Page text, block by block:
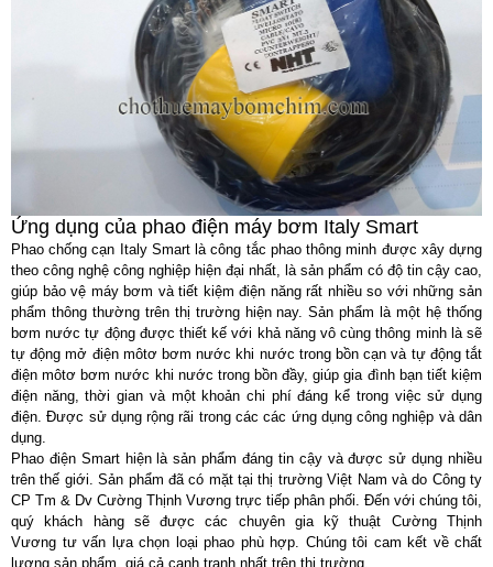
Ứng dụng của phao điện máy bơm Italy Smart
Phao chống cạn Italy Smart là công tắc phao thông minh được xây dựng
theo công nghệ công nghiệp hiện đại nhất, là sản phẩm có độ tin cậy cao,
giúp bảo vệ máy bơm và tiết kiệm điện năng rất nhiều so với những sản
phẩm thông thường trên thị trường hiện nay. Sản phẩm là một hệ thống
bơm nước tự động được thiết kế với khả năng vô cùng thông minh là sẽ
tự động mở điện môtơ bơm nước khi nước trong bồn cạn và tự động tắt
điện môtơ bơm nước khi nước trong bồn đầy, giúp gia đình bạn tiết kiệm
điện năng, thời gian và một khoản chi phí đáng kể trong việc sử dụng
điện. Được sử dụng rộng rãi trong các các ứng dụng công nghiệp và dân
dụng.
Phao điện Smarthiện là sản phẩm đáng tin cậy và được sử dụng nhiều
trên thế giới. Sản phẩm đã có mặt tại thị trường Việt Nam và do Công ty
CP Tm & Dv Cường Thịnh Vương trực tiếp phân phối. Đến với chúng tôi,
quý khách hàng sẽ được các chuyên gia kỹ thuật Cường Thịnh
Vương tư vấn lựa chọn loại phao phù hợp. Chúng tôi cam kết về chất
lượng sản phẩm, giá cả cạnh tranh nhất trên thị trường.